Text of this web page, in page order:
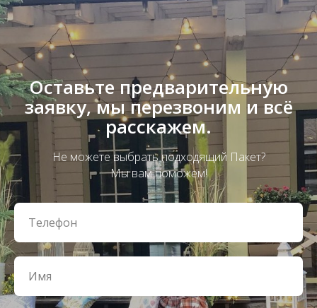
Оставьте предварительную
заявку, мы перезвоним и всё
расскажем.
Не можете выбрать подходящий Пакет?
Мы вам поможем!